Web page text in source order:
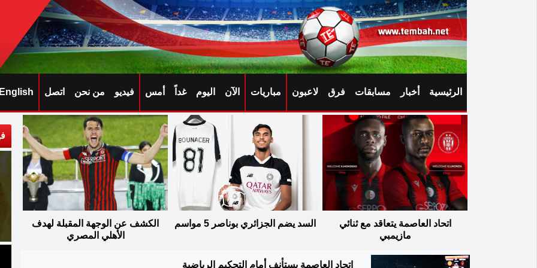
الرئيسية أخبار مسابقات فرق لاعبون مباريات الآن اليوم غداً أمس فيديو من نحن اتصل
اتحاد العاصمة يتعاقد مع ثنائي
مازيمبي
السد يضم الجزائري بوناصر 5 مواسم
الكشف عن الوجهة المقبلة لهدف
الأهلي المصري
اتحاد العاصمة يستأنف أمام التحكيم الرياضية